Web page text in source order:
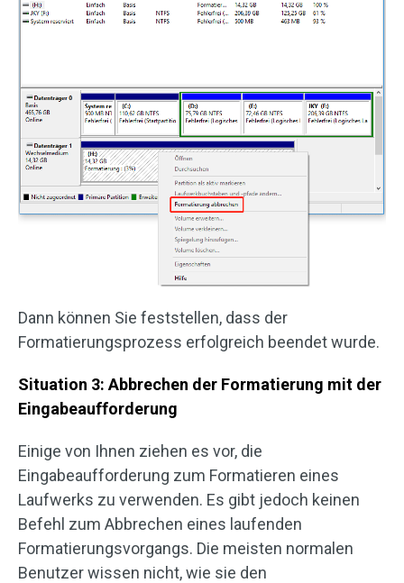
Dann können Sie feststellen, dass der
Formatierungsprozess erfolgreich beendet wurde.
Situation 3: Abbrechen der Formatierung mit der
Eingabeaufforderung
Einige von Ihnen ziehen es vor, die
Eingabeaufforderung zum Formatieren eines
Laufwerks zu verwenden. Es gibt jedoch keinen
Befehl zum Abbrechen eines laufenden
Formatierungsvorgangs. Die meisten normalen
Benutzer wissen nicht, wie sie den